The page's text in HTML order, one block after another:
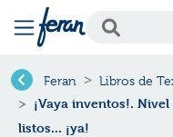
Feran Libros de
¡Vaya inventos!. Nivel
listos... ¡ya!